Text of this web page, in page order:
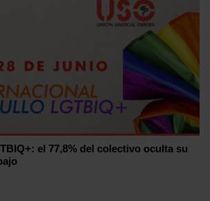
el 77,8% del colectivo oculta su